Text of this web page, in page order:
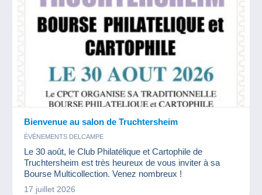
Bienvenue au salon de Truchtersheim
ÉVÉNEMENTS DELCAMPE
Le 30 août, le Club Philatélique et Cartophile de
Truchtersheim est très heureux de vous inviter à sa
Bourse Multicollection. Venez nombreux !
17 juillet 2026